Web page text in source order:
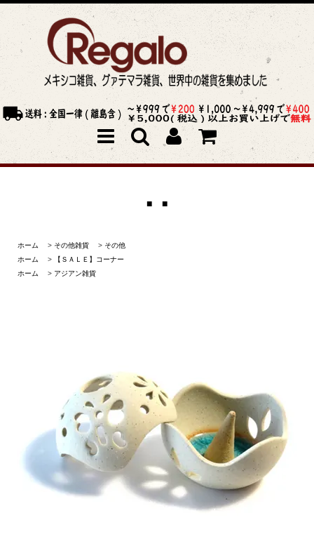
■ ■
ホーム > その他雑貨 > その他
ホーム
>
【ＳＡＬＥ】コーナー
ホーム
> アジアン雑貨